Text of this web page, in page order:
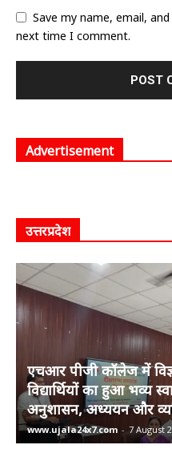
Save my name, email,
next time I comment.
Advertisement
उत्तरप्रदेश
एचआर पीजी कॉलेज में
विद्यार्थियों का हुआ भव्य
अनुशासन, अध्ययन और
www.ujala24x7.com - 7 August